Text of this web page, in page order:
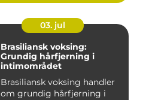
03. jul
Brasiliansk voksing:
Grundig hårfjerning i
intimområdet
Brasiliansk voksing handler
om grundig hårfjerning i